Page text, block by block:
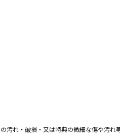
汚れ・破損・又は特典の微細な傷や汚れ